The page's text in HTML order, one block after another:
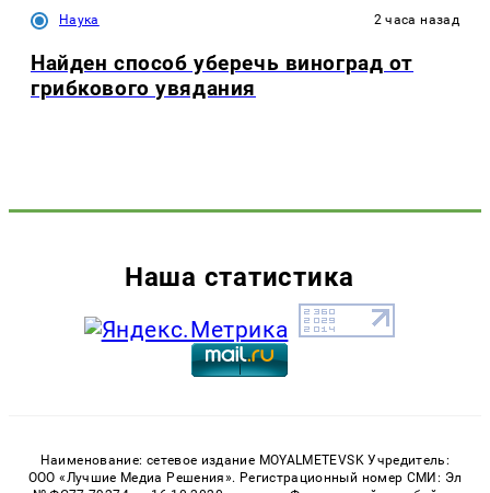
Наука 2 часа назад
Найден способ уберечь виноград от
грибкового увядания
Наша статистика
Наименование: сетевое издание MOYALMETEVSK Учредитель:
ООО «Лучшие Медиа Решения». Регистрационный номер СМИ: Эл